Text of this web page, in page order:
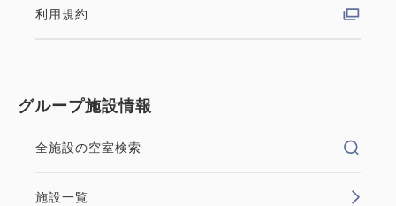
利用規約
グループ施設情報
全施設の空室検索
施設一覧